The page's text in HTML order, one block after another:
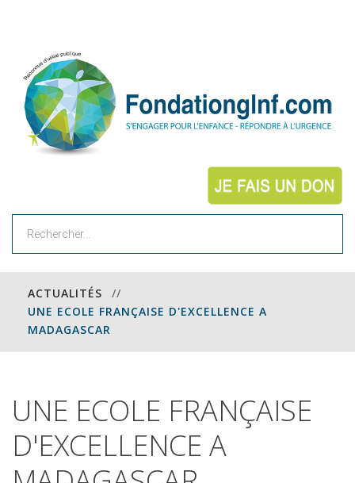
ACTUALITÉS
//
UNE ECOLE FRANÇAISE D'EXCELLENCE A
MADAGASCAR
UNE ECOLE FRANÇAISE
D'EXCELLENCE A